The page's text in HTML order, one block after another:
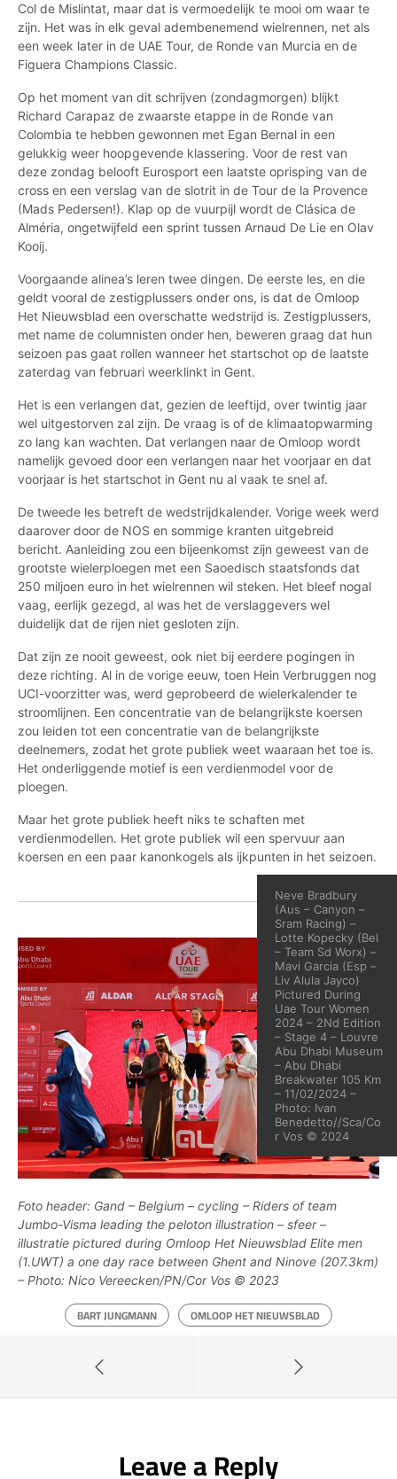
Col de Mislintat, maar dat is vermoedelijk te mooi om waar te
zijn. Het was in elk geval adembenemend wielrennen, net als
een week later in de UAE Tour, de Ronde van Murcia en de
Figuera Champions Classic.
Op het moment van dit schrijven (zondagmorgen) blijkt
Richard Carapaz de zwaarste etappe in de Ronde van
Colombia te hebben gewonnen met Egan Bernal in een
gelukkig weer hoopgevende klassering. Voor de rest van
deze zondag belooft Eurosport een laatste oprisping van de
cross en een verslag van de slotrit in de Tour de la Provence
(Mads Pedersen!). Klap op de vuurpijl wordt de Clásica de
Alméria, ongetwijfeld een sprint tussen Arnaud De Lie en Olav
Kooij.
Voorgaande alinea’s leren twee dingen. De eerste les, en die
geldt vooral de zestigplussers onder ons, is dat de Omloop
Het Nieuwsblad een overschatte wedstrijd is. Zestigplussers,
met name de columnisten onder hen, beweren graag dat hun
seizoen pas gaat rollen wanneer het startschot op de laatste
zaterdag van februari weerklinkt in Gent.
Het is een verlangen dat, gezien de leeftijd, over twintig jaar
wel uitgestorven zal zijn. De vraag is of de klimaatopwarming
zo lang kan wachten. Dat verlangen naar de Omloop wordt
namelijk gevoed door een verlangen naar het voorjaar en dat
voorjaar is het startschot in Gent nu al vaak te snel af.
De tweede les betreft de wedstrijdkalender. Vorige week werd
daarover door de NOS en sommige kranten uitgebreid
bericht. Aanleiding zou een bijeenkomst zijn geweest van de
grootste wielerploegen met een Saoedisch staatsfonds dat
250 miljoen euro in het wielrennen wil steken. Het bleef nogal
vaag, eerlijk gezegd, al was het de verslaggevers wel
duidelijk dat de rijen niet gesloten zijn.
Dat zijn ze nooit geweest, ook niet bij eerdere pogingen in
deze richting. Al in de vorige eeuw, toen Hein Verbruggen nog
UCI-voorzitter was, werd geprobeerd de wielerkalender te
stroomlijnen. Een concentratie van de belangrijkste koersen
zou leiden tot een concentratie van de belangrijkste
deelnemers, zodat het grote publiek weet waaraan het toe is.
Het onderliggende motief is een verdienmodel voor de
ploegen.
Maar het grote publiek heeft niks te schaften met
verdienmodellen. Het grote publiek wil een spervuur aan
koersen en een paar kanonkogels als ijkpunten in het seizoen.
Neve Bradbury
(Aus – Canyon –
Sram Racing) –
Lotte Kopecky (Bel
– Team Sd Worx) –
Mavi Garcia (Esp –
Liv Alula Jayco)
Pictured During
Uae Tour Women
2024 – 2Nd Edition
– Stage 4 – Louvre
Abu Dhabi Museum
– Abu Dhabi
Breakwater 105 Km
– 11/02/2024 –
Photo: Ivan
Benedetto//Sca/Co
r Vos © 2024
Foto header: Gand – Belgium – cycling – Riders of team
Jumbo-Visma leading the peloton illustration – sfeer –
illustratie pictured during Omloop Het Nieuwsblad Elite men
(1.UWT) a one day race between Ghent and Ninove (207.3km)
– Photo: Nico Vereecken/PN/Cor Vos © 2023
BART JUNGMANN OMLOOP HET NIEUWSBLAD
Leave a Reply